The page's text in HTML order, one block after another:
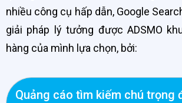
nhiều công cụ hấp dẫn, Google
giải pháp lý tưởng được ADSMO
hàng của mình lựa chọn, bởi:
Quảng cáo tìm kiếm chú trọng